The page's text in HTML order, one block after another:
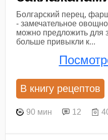
Болгарский перец,
- замечательное
можно предложить для
больше привыкли к...
В книгу рецептов
90 мин 12